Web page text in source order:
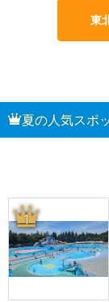
東
夏の人気スポ
1